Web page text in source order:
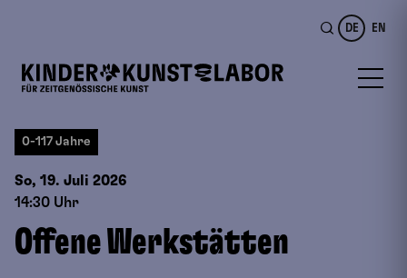
DE EN
0-117 Jahre
So, 19. Juli 2026
14:30 Uhr
Offene Werkstätten